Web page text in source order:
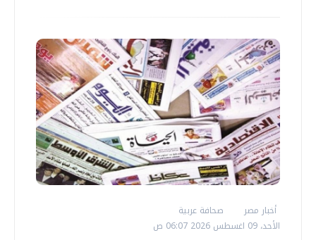
أخبار مصر
صحافة عربية
الأحد، 09 اغسطس 2026 06:07 ص